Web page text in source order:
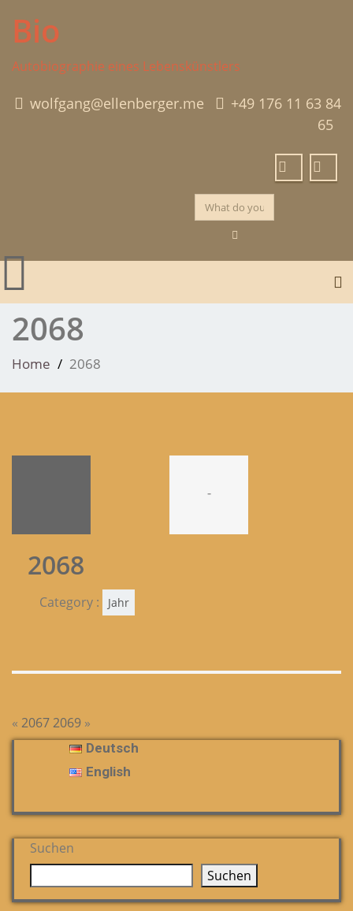
content
Bio
Autobiographie eines Lebenskünstlers
wolfgang@ellenberger.me
+49 176 11 63 84
65
2068
Home 2068
-
2068
Category : Jahr
« 20672069 »
Deutsch
English
Suchen
Suchen